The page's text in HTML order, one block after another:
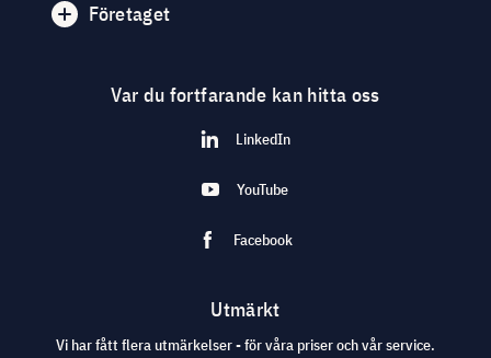
Företaget
Var du fortfarande kan hitta oss
LinkedIn
YouTube
Facebook
Utmärkt
Vi har fått flera utmärkelser - för våra priser och vår service.